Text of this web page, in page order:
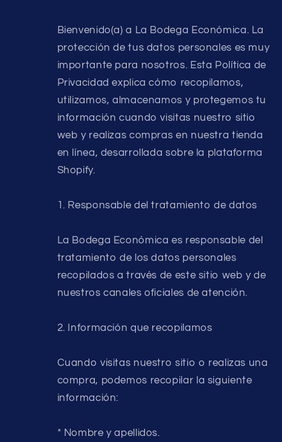
Bienvenido(a) a La Bodega Económica. La
protección de tus datos personales es muy
importante para nosotros. Esta Política de
Privacidad explica cómo recopilamos,
utilizamos, almacenamos y protegemos tu
información cuando visitas nuestro sitio
web y realizas compras en nuestra tienda
en línea, desarrollada sobre la plataforma
Shopify.
1. Responsable del tratamiento de datos
La Bodega Económica es responsable del
tratamiento de los datos personales
recopilados a través de este sitio web y de
nuestros canales oficiales de atención.
2. Información que recopilamos
Cuando visitas nuestro sitio o realizas una
compra, podemos recopilar la siguiente
información:
* Nombre y apellidos.